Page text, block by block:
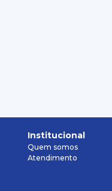
Institucional
Quem somos
Atendimento